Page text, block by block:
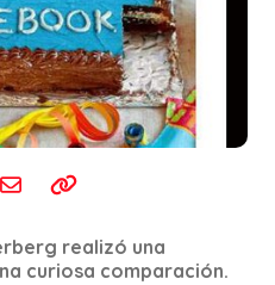
realizó una
curiosa comparación.